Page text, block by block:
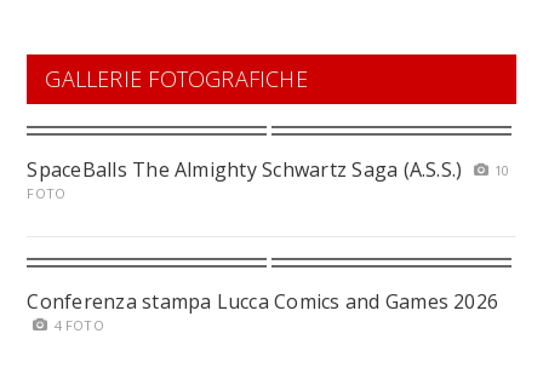
GALLERIE FOTOGRAFICHE
SpaceBalls The Almighty Schwartz Saga (A.S.S.)
10
FOTO
Conferenza stampa Lucca Comics and Games 2026
4 FOTO